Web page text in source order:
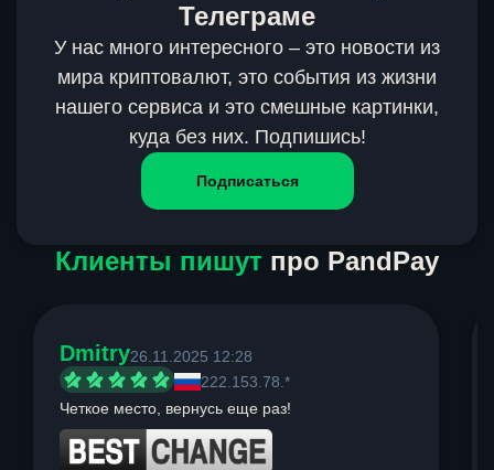
Телеграме
У нас много интересного – это новости из
мира криптовалют, это события из жизни
нашего сервиса и это смешные картинки,
куда без них. Подпишись!
Подписаться
Клиенты пишут про PandPay
Dmitry26.11.2025 12:28
222.153.78.*
Четкое место, вернусь еще раз!